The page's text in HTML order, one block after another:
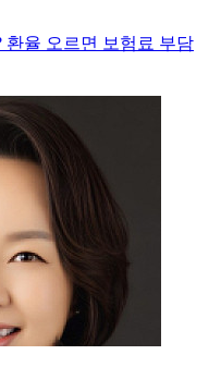
환율 오르면 보험료 부담